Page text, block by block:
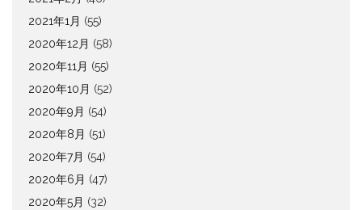
2021年1月 (55)
2020年12月 (58)
2020年11月 (55)
2020年10月 (52)
2020年9月 (54)
2020年8月 (51)
2020年7月 (54)
2020年6月 (47)
2020年5月 (32)